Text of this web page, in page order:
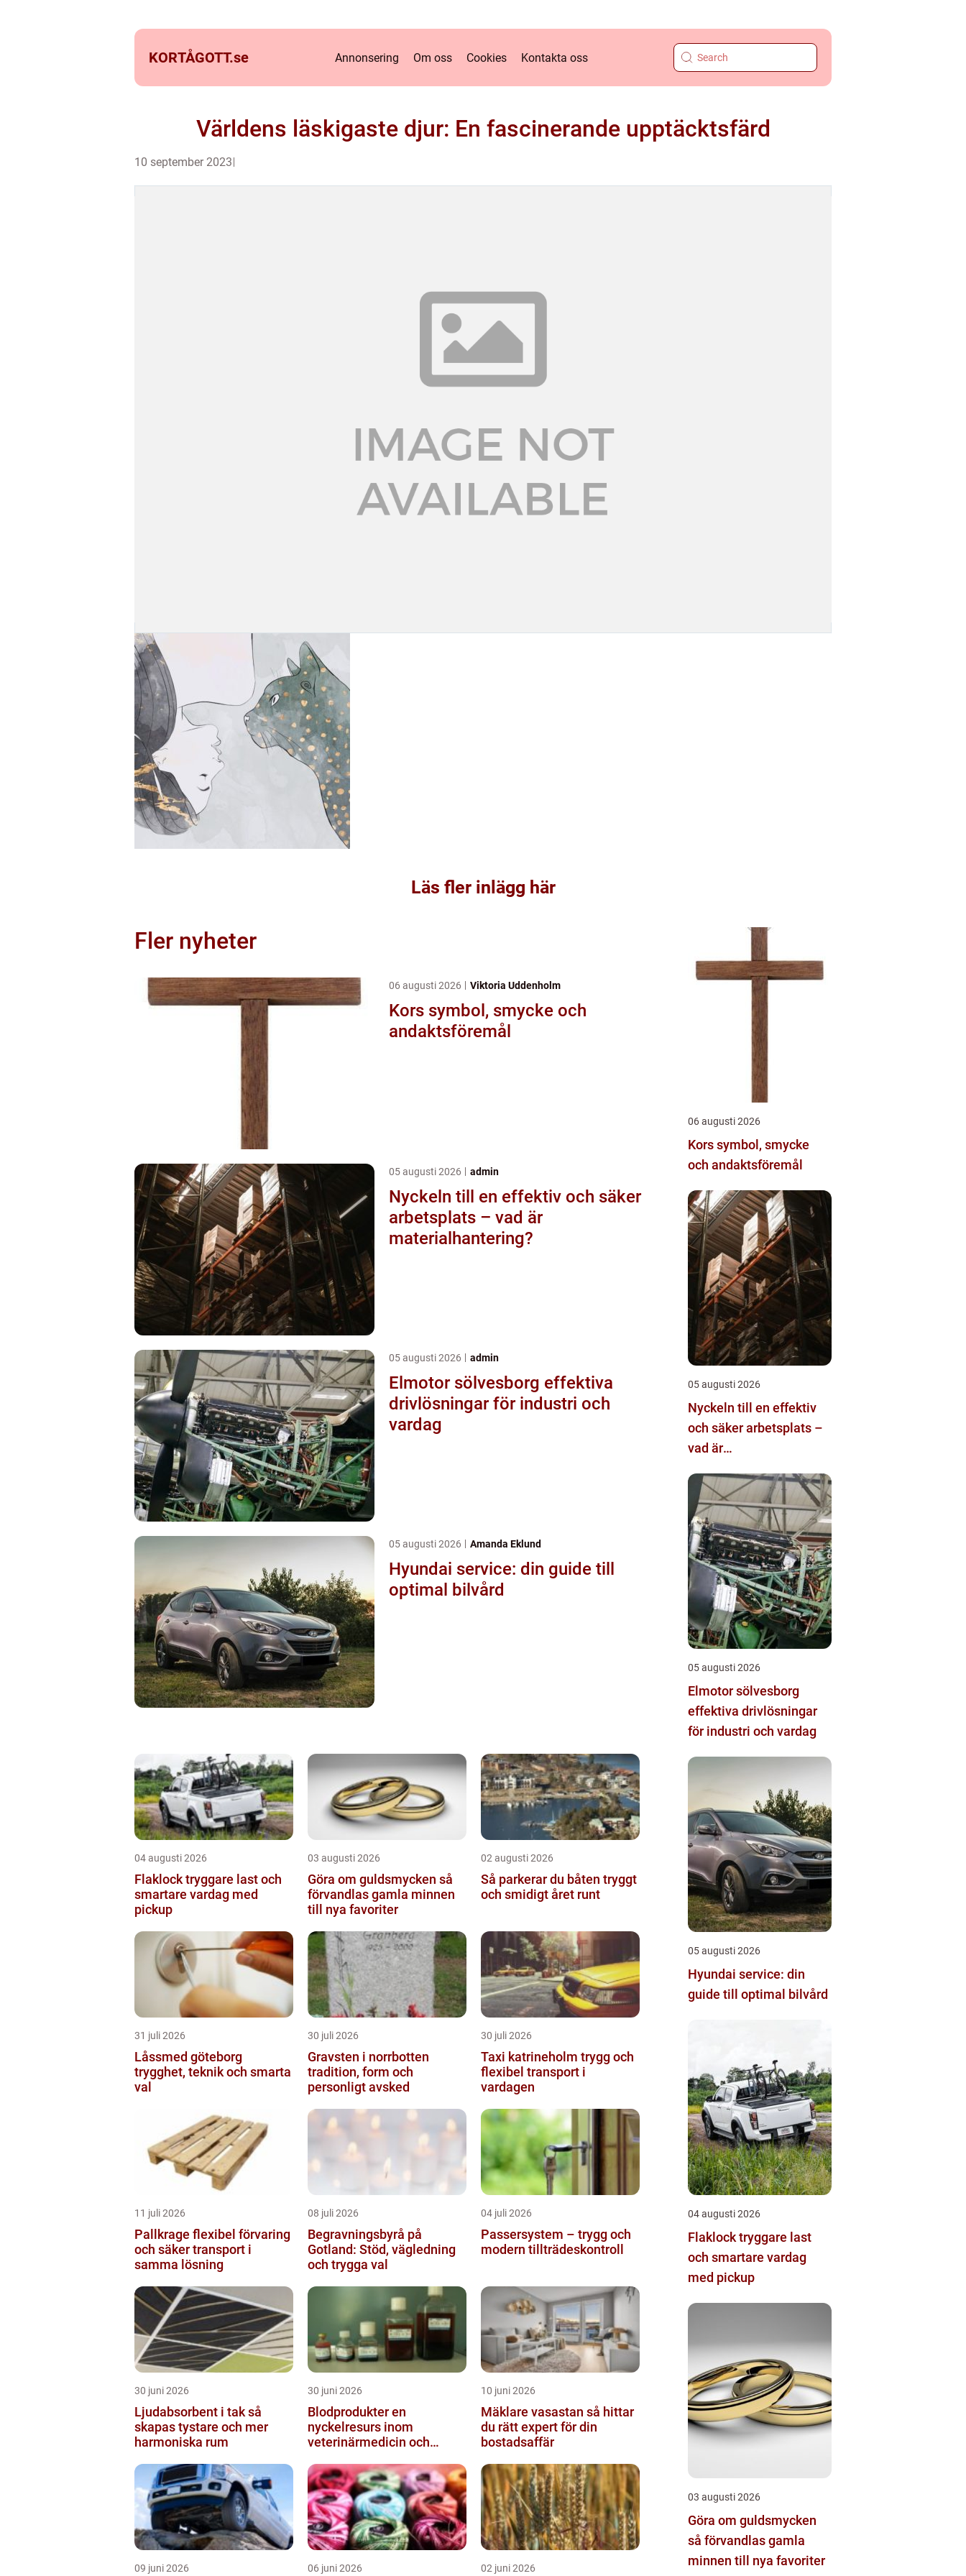
KORTÅGOTT.se Annonsering Om oss Cookies Kontakta oss
Världens läskigaste djur: En fascinerande upptäcktsfärd
10 september 2023
Läs fler inlägg här
Fler nyheter
06 augusti 2026 Viktoria Uddenholm
Kors symbol, smycke och
andaktsföremål
05 augusti 2026 admin
Nyckeln till en effektiv och säker
arbetsplats – vad är
materialhantering?
05 augusti 2026 admin
Elmotor sölvesborg effektiva
drivlösningar för industri och
vardag
05 augusti 2026 Amanda Eklund
Hyundai service: din guide till
optimal bilvård
04 augusti 2026
Flaklock tryggare last och
smartare vardag med
pickup
03 augusti 2026
Göra om guldsmycken så
förvandlas gamla minnen
till nya favoriter
02 augusti 2026
Så parkerar du båten tryggt
och smidigt året runt
31 juli 2026
Låssmed göteborg
trygghet, teknik och smarta
val
30 juli 2026
Gravsten i norrbotten
tradition, form och
personligt avsked
30 juli 2026
Taxi katrineholm trygg och
flexibel transport i
vardagen
11 juli 2026
Pallkrage flexibel förvaring
och säker transport i
samma lösning
08 juli 2026
Begravningsbyrå på
Gotland: Stöd, vägledning
och trygga val
04 juli 2026
Passersystem – trygg och
modern tillträdeskontroll
30 juni 2026
Ljudabsorbent i tak så
skapas tystare och mer
harmoniska rum
30 juni 2026
Blodprodukter en
nyckelresurs inom
veterinärmedicin och
10 juni 2026
Mäklare vasastan så hittar
du rätt expert för din
bostadsaffär
09 juni 2026 06 juni 2026 02 juni 2026
06 augusti 2026
Kors symbol, smycke
och andaktsföremål
05 augusti 2026
Nyckeln till en effektiv
och säker arbetsplats –
vad är
05 augusti 2026
Elmotor sölvesborg
effektiva drivlösningar
för industri och vardag
05 augusti 2026
Hyundai service: din
guide till optimal bilvård
04 augusti 2026
Flaklock tryggare last
och smartare vardag
med pickup
03 augusti 2026
Göra om guldsmycken
så förvandlas gamla
minnen till nya favoriter